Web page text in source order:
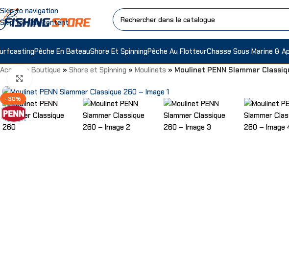
Skip to navigation
Skip to main content
Pêche En BateauShore Et SpinningPêche Au FlotteurChasse Sous Marine &
Accueil
» Boutique » Shore et Spinning » Moulinets » Moulinet PENN Slammer
-30%